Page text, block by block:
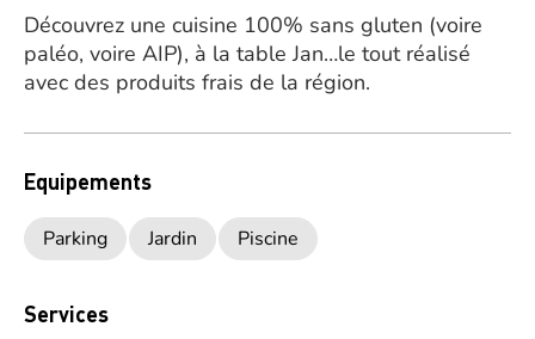
Découvrez une cuisine 100% sans gluten (voire
paléo, voire AIP), à la table Jan…le tout réalisé
avec des produits frais de la région.
Equipements
Parking Jardin Piscine
Services